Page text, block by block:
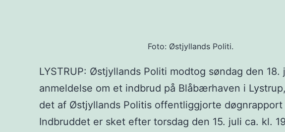
Foto: Østjyllands Politi.
LYSTRUP: Østjyllands Politi modtog søndag den 18.
anmeldelse om et indbrud på Blåbærhaven i
det af Østjyllands Politis offentliggjorte døgnrapport
Indbruddet er sket efter torsdag den 15. juli ca. kl.